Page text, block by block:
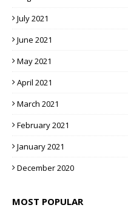
July 2021
June 2021
May 2021
April 2021
March 2021
February 2021
January 2021
December 2020
MOST POPULAR